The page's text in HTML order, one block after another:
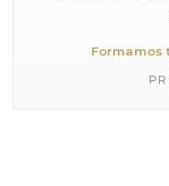
Formamos